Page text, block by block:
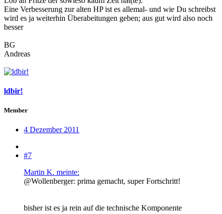
Eine Verbesserung zur alten HP ist es allemal- und wie Du schreibst
wird es ja weiterhin Überabeitungen geben; aus gut wird also noch
besser
BG
Andreas
ldbir!
Member
4 Dezember 2011
#7
Martin K. meinte:
@Wollenberger: prima gemacht, super Fortschritt!
bisher ist es ja rein auf die technische Komponente